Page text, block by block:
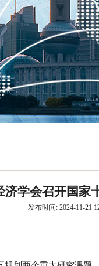
会动态
员动态
方动态
经济运行与
产业发展
创新高技术
行
贸易与流
济学会召开国家
发布时间: 2024-11-21